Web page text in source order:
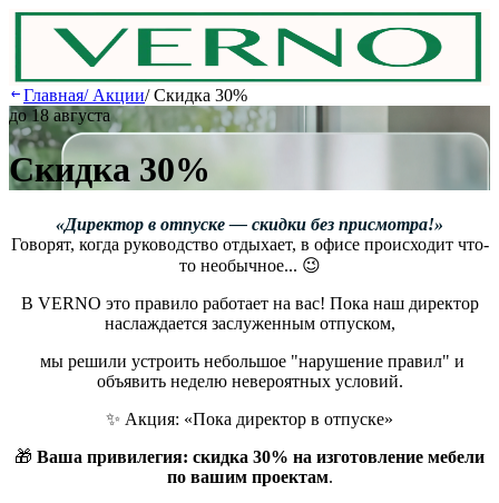
Главная/ Акции/Скидка 30%
до 18 августа
Скидка 30%
«Директор в отпуске — скидки без присмотра!»
Говорят, когда руководство отдыхает, в офисе происходит что-
то необычное... 😉
В VERNO это правило работает на вас! Пока наш директор
наслаждается заслуженным отпуском,
мы решили устроить небольшое "нарушение правил" и
объявить неделю невероятных условий.
✨ Акция: «Пока директор в отпуске»
🎁 Ваша привилегия: скидка 30% на изготовление мебели
по вашим проектам.